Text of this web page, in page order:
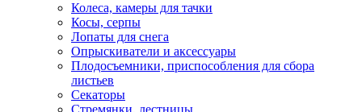
Колеса, камеры для тачки
Косы, серпы
Лопаты для снега
Опрыскиватели и аксессуары
Плодосъемники, приспособления для сбора
листьев
Секаторы
Стремянки, лестницы